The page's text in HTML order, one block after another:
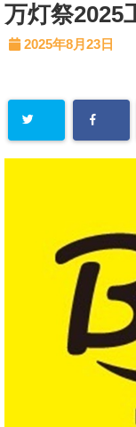
万灯祭2025
2025年8月23日